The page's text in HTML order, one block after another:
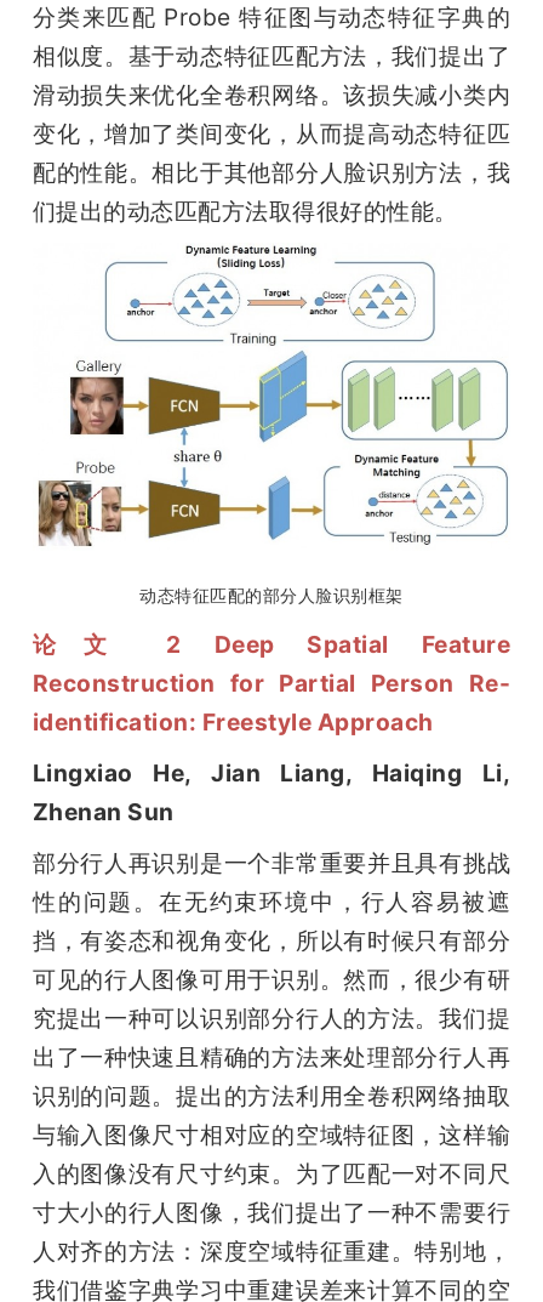
分类来匹配 Probe 特征图与动态特征字典的
相似度。基于动态特征匹配方法，我们提出了
滑动损失来优化全卷积网络。该损失减小类内
变化，增加了类间变化，从而提高动态特征匹
配的性能。相比于其他部分人脸识别方法，我
们提出的动态匹配方法取得很好的性能。
动态特征匹配的部分人脸识别框架
论文 2 Deep Spatial Feature
Reconstruction for Partial Person Re-
identification: Freestyle Approach
Lingxiao He, Jian Liang, Haiqing Li,
Zhenan Sun
部分行人再识别是一个非常重要并且具有挑战
性的问题。在无约束环境中，行人容易被遮
挡，有姿态和视角变化，所以有时候只有部分
可见的行人图像可用于识别。然而，很少有研
究提出一种可以识别部分行人的方法。我们提
出了一种快速且精确的方法来处理部分行人再
识别的问题。提出的方法利用全卷积网络抽取
与输入图像尺寸相对应的空域特征图，这样输
入的图像没有尺寸约束。为了匹配一对不同尺
寸大小的行人图像，我们提出了一种不需要行
人对齐的方法：深度空域特征重建。特别地，
我们借鉴字典学习中重建误差来计算不同的空